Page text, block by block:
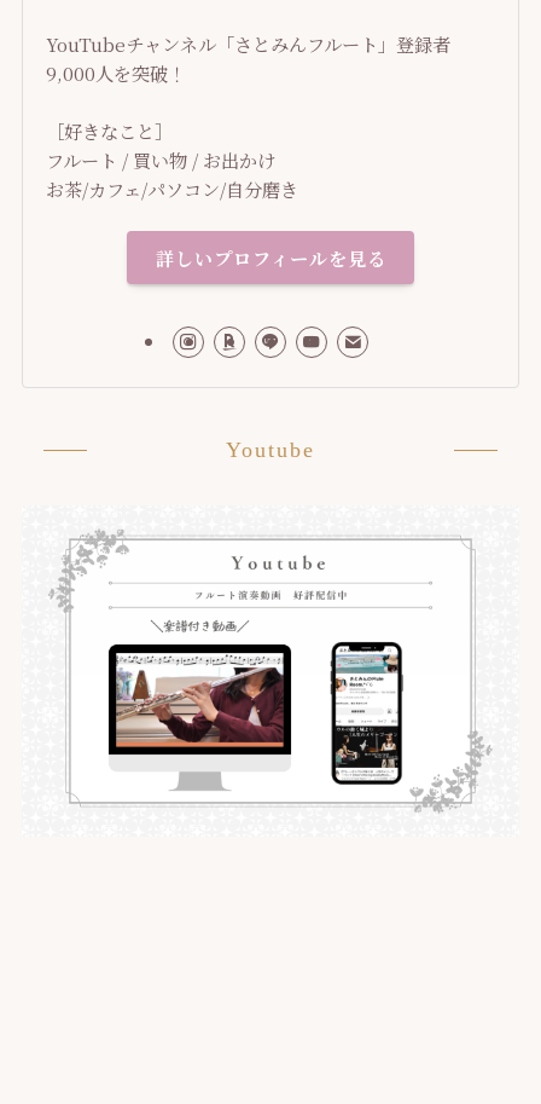
YouTubeチャンネル「さとみんフルート」登録者
9,000人を突破！
［好きなこと］
フルート / 買い物 / お出かけ
お茶/カフェ/パソコン/自分磨き
詳しいプロフィールを見る
Youtube